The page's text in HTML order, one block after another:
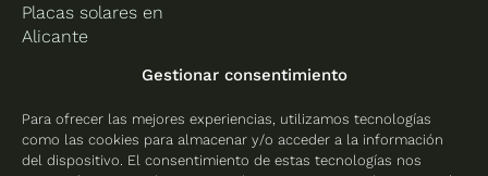
Gestionar consentimiento
Para ofrecer las mejores experiencias, utilizamos tecnologías
como las cookies para almacenar y/o acceder a la información
del dispositivo. El consentimiento de estas tecnologías nos
Placas solares en
Alicante
Placas solares en
Placas solares en
Valencia